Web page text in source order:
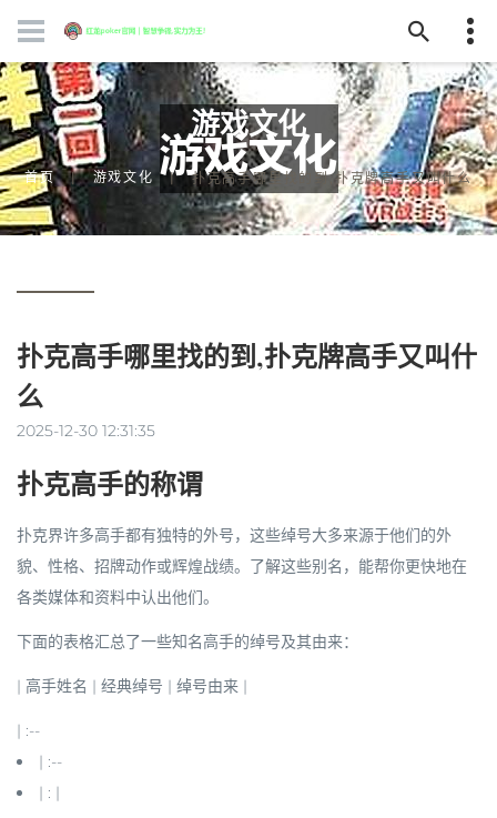
游戏文化
首页 游戏文化 扑克高手哪里找的到,扑克牌高手又叫什么
扑克高手哪里找的到,扑克牌高手又叫什
么
2025-12-30 12:31:35
扑克高手的称谓
扑克界许多高手都有独特的外号，这些绰号大多来源于他们的外
貌、性格、招牌动作或辉煌战绩。了解这些别名，能帮你更快地在
各类媒体和资料中认出他们。
下面的表格汇总了一些知名高手的绰号及其由来：
| 高手姓名 | 经典绰号 | 绰号由来 |
| :--
| :--
| : |